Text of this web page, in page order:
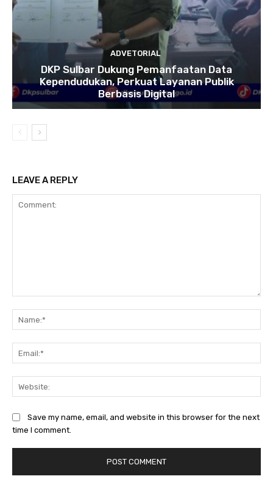
ADVETORIAL
DKP Sulbar Dukung Pemanfaatan Data
Kependudukan, Perkuat Layanan Publik
Berbasis Digital
LEAVE A REPLY
Save my name, email, and website in this browser for the next
time I comment.